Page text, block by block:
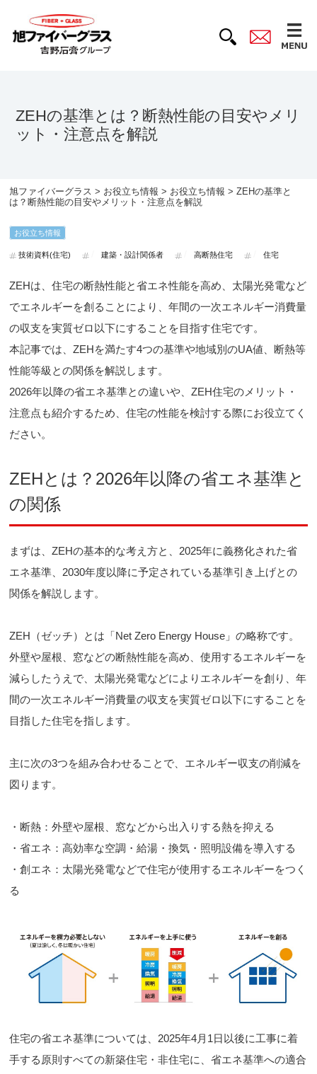
ZEHの基準とは？断熱性能の目安やメリ
ット・注意点を解説
旭ファイバーグラス > お役立ち情報 > お役立ち情報 > ZEHの基準と
は？断熱性能の目安やメリット・注意点を解説
お役立ち情報
技術資料(住宅) 建築・設計関係者 高断熱住宅 住宅
ZEHは、住宅の断熱性能と省エネ性能を高め、太陽光発電など
でエネルギーを創ることにより、年間の一次エネルギー消費量
の収支を実質ゼロ以下にすることを目指す住宅です。
本記事では、ZEHを満たす4つの基準や地域別のUA値、断熱等
性能等級との関係を解説します。
2026年以降の省エネ基準との違いや、ZEH住宅のメリット・
注意点も紹介するため、住宅の性能を検討する際にお役立てく
ださい。
ZEHとは？2026年以降の省エネ基準と
の関係
まずは、ZEHの基本的な考え方と、2025年に義務化された省
エネ基準、2030年度以降に予定されている基準引き上げとの
関係を解説します。
ZEH（ゼッチ）とは「Net Zero Energy House」の略称です。
外壁や屋根、窓などの断熱性能を高め、使用するエネルギーを
減らしたうえで、太陽光発電などによりエネルギーを創り、年
間の一次エネルギー消費量の収支を実質ゼロ以下にすることを
目指した住宅を指します。
主に次の3つを組み合わせることで、エネルギー収支の削減を
図ります。
・断熱：外壁や屋根、窓などから出入りする熱を抑える
・省エネ：高効率な空調・給湯・換気・照明設備を導入する
・創エネ：太陽光発電などで住宅が使用するエネルギーをつく
る
住宅の省エネ基準については、2025年4月1日以後に工事に着
手する原則すべての新築住宅・非住宅に、省エネ基準への適合